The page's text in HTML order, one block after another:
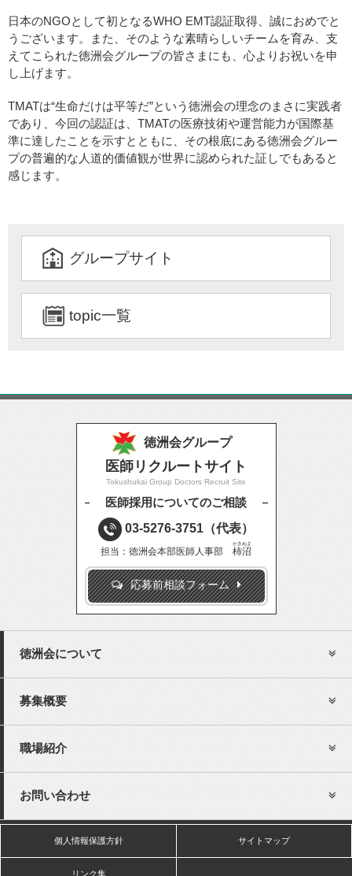
日本のNGOとして初となるWHO EMT認証取得、誠におめでと
うございます。また、そのような素晴らしいチームを育み、支
えてこられた徳洲会グループの皆さまにも、心よりお祝いを申
し上げます。
TMATは“生命だけは平等だ”という徳洲会の理念のまさに実践者
であり、今回の認証は、TMATの医療技術や運営能力が国際基
準に達したことを示すとともに、その根底にある徳洲会グルー
プの普遍的な人道的価値観が世界に認められた証しでもあると
感じます。
グループサイト
topic一覧
徳洲会グループ
医師リクルートサイト
Tokushukai Group Doctors Recruit Site
医師採用についてのご相談
03-5276-3751 （代表）
担当：徳洲会本部医師人事部 柿沼
かきぬま
応募前相談フォーム
徳洲会について
募集概要
職場紹介
お問い合わせ
個人情報保護方針 サイトマップ
リンク集